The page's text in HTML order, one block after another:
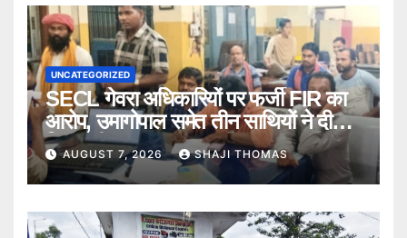
UNCATEGORIZED
SECL गेवरा अधिकारियों पर फर्जी FIR का
आरोप, उमागोपाल समेत तीन साथियों ने दी
गिरफ्तारी।
AUGUST 7, 2026 SHAJI THOMAS